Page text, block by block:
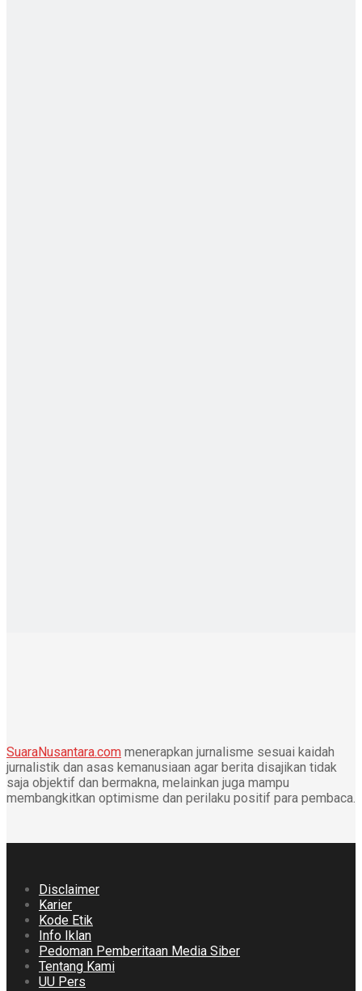
SuaraNusantara.com menerapkan jurnalisme sesuai kaidah
jurnalistik dan asas kemanusiaan agar berita disajikan tidak
saja objektif dan bermakna, melainkan juga mampu
membangkitkan optimisme dan perilaku positif para pembaca.
Disclaimer
Karier
Kode Etik
Info Iklan
Pedoman Pemberitaan Media Siber
Tentang Kami
UU Pers